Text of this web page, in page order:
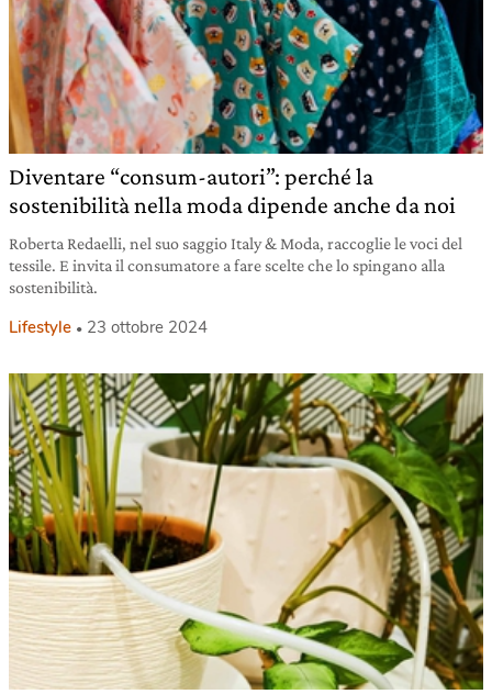
Diventare “consum-autori”: perché la
sostenibilità nella moda dipende anche da noi
Roberta Redaelli, nel suo saggio Italy & Moda, raccoglie le voci del
tessile. E invita il consumatore a fare scelte che lo spingano alla
sostenibilità.
Lifestyle 23 ottobre 2024